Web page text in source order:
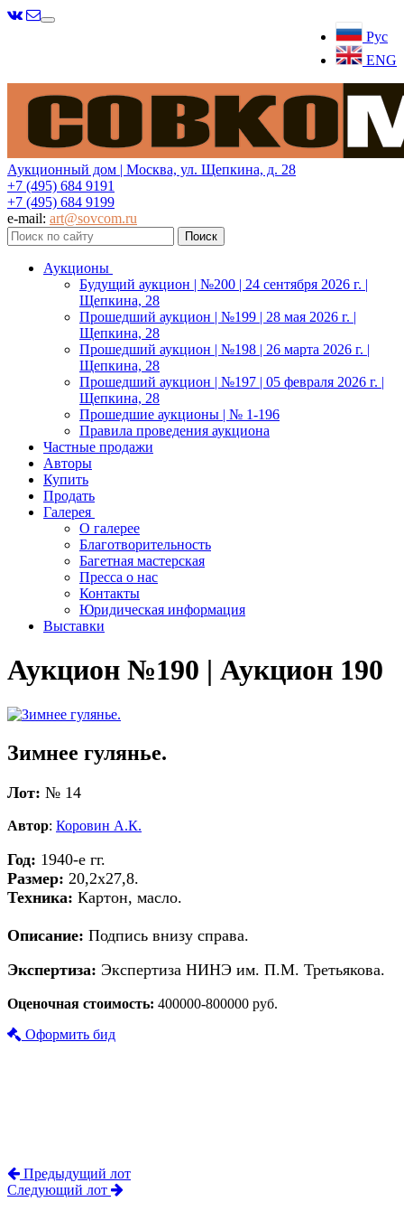
Рус
ENG
Меню
Аукционный дом | Москва, ул. Щепкина, д. 28
+7 (495) 684 9191
+7 (495) 684 9199
e-mail: art@sovcom.ru
Аукционы
Будущий аукцион | №200 | 24 сентября 2026 г. |
Щепкина, 28
Прошедший аукцион | №199 | 28 мая 2026 г. |
Щепкина, 28
Прошедший аукцион | №198 | 26 марта 2026 г. |
Щепкина, 28
Прошедший аукцион | №197 | 05 февраля 2026 г. |
Щепкина, 28
Прошедшие аукционы | № 1-196
Правила проведения аукциона
Частные продажи
Авторы
Купить
Продать
Галерея
О галерее
Благотворительность
Багетная мастерская
Пресса о нас
Контакты
Юридическая информация
Выставки
Аукцион №190 | Аукцион 190
Зимнее гулянье.
Лот: № 14
Автор: Коровин А.К.
Год: 1940-е гг.
Размер: 20,2х27,8.
Техника: Картон, масло.
Описание: Подпись внизу справа.
Экспертиза: Экспертиза НИНЭ им. П.М. Третьякова.
Оценочная стоимость: 400000-800000 руб.
Оформить бид
Предыдущий лот
Следующий лот